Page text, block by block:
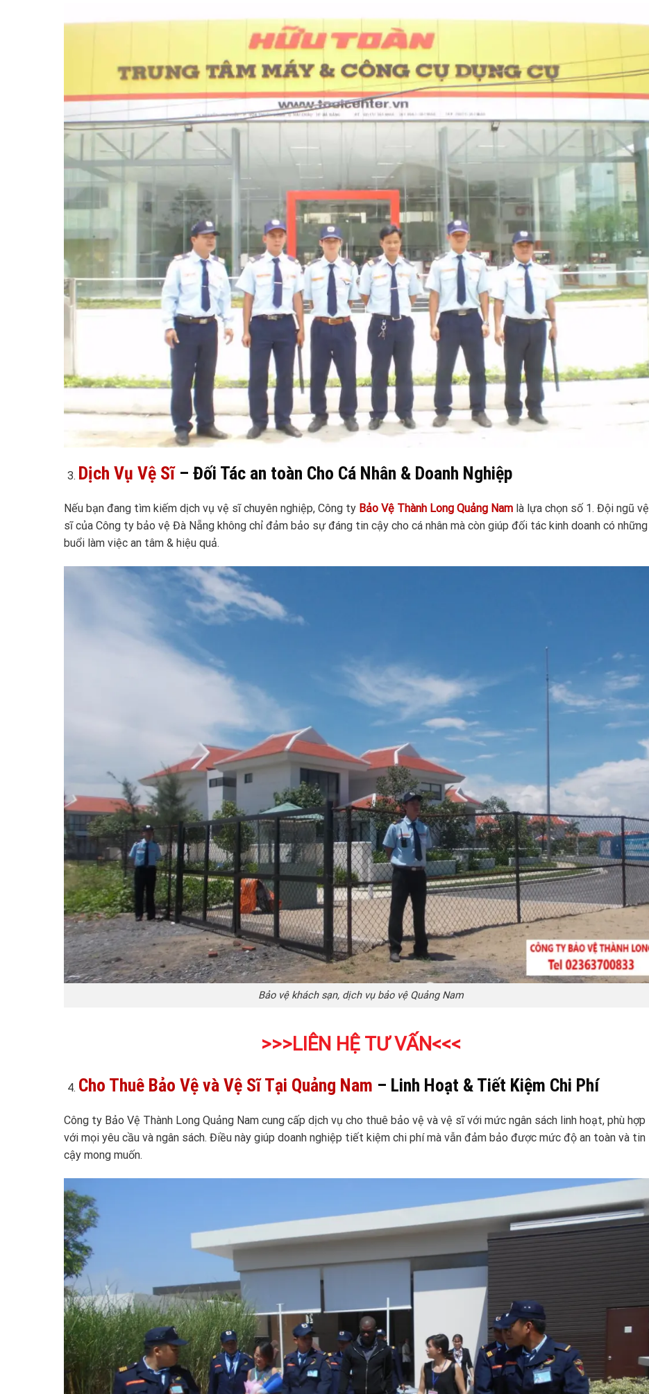
Dịch Vụ Vệ Sĩ– Đối Tác an toàn Cho Cá Nhân & Doanh Nghiệp
Nếu bạn đang tìm kiếm dịch vụ vệ sĩ chuyên nghiệp, Công ty Bảo Vệ Thành Long Quảng Nam là lựa chọn số 1. Đội ngũ vệ
sĩ của Công ty bảo vệ Đà Nẵng không chỉ đảm bảo sự đáng tin cậy cho cá nhân mà còn giúp đối tác kinh doanh có những
buổi làm việc an tâm & hiệu quả.
Bảo vệ khách sạn, dịch vụ bảo vệ Quảng Nam
>>>LIÊN HỆ TƯ VẤN<<<
Cho Thuê Bảo Vệ và Vệ Sĩ Tại Quảng Nam – Linh Hoạt & Tiết Kiệm Chi Phí
Công ty Bảo Vệ Thành Long Quảng Nam cung cấp dịch vụ cho thuê bảo vệ và vệ sĩ với mức ngân sách linh hoạt, phù hợp
với mọi yêu cầu và ngân sách. Điều này giúp doanh nghiệp tiết kiệm chi phí mà vẫn đảm bảo được mức độ an toàn và tin
cậy mong muốn.